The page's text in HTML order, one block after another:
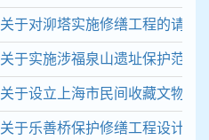
关于对泖塔实施修缮工程的请示
关于实施涉福泉山遗址保护范围
关于设立上海市民间收藏文物鉴
关于乐善桥保护修缮工程设计方